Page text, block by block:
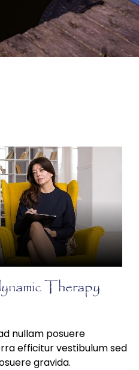
Therapy
nullam posuere
efficitur vestibulum sed
gravida.